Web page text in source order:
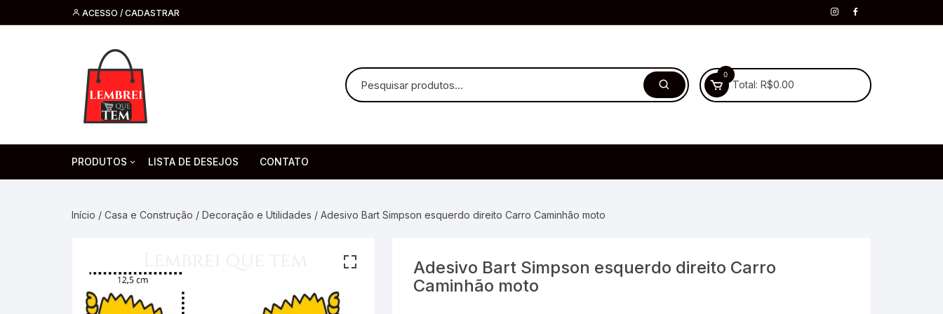
ACESSO / CADASTRAR
0
Total: R$0.00
PRODUTOS
Headsets e Microfone
moda
Artigos para festa
LISTA DE DESEJOS CONTATO
Início / Casa e Construção / Decoração e Utilidades / Adesivo Bart Simpson esquerdo direito Carro Caminhão moto
Adesivo Bart Simpson esquerdo direito Carro
Caminhão moto